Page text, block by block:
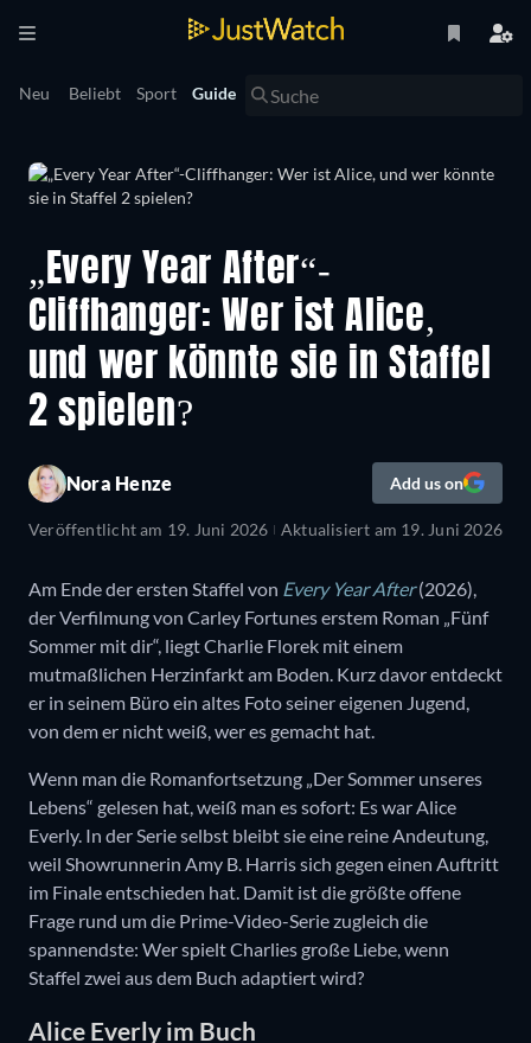
Neu Beliebt Sport Guide
„Every Year After“-
Cliffhanger: Wer ist Alice,
und wer könnte sie in Staffel
2 spielen?
Nora Henze Add us on
Veröffentlicht am 19. Juni 2026 Aktualisiert am 19. Juni 2026
Am Ende der ersten Staffel von Every Year After (2026),
der Verfilmung von Carley Fortunes erstem Roman „Fünf
Sommer mit dir“, liegt Charlie Florek mit einem
mutmaßlichen Herzinfarkt am Boden. Kurz davor entdeckt
er in seinem Büro ein altes Foto seiner eigenen Jugend,
von dem er nicht weiß, wer es gemacht hat.
Wenn man die Romanfortsetzung „Der Sommer unseres
Lebens“ gelesen hat, weiß man es sofort: Es war Alice
Everly. In der Serie selbst bleibt sie eine reine Andeutung,
weil Showrunnerin Amy B. Harris sich gegen einen Auftritt
im Finale entschieden hat. Damit ist die größte offene
Frage rund um die Prime-Video-Serie zugleich die
spannendste: Wer spielt Charlies große Liebe, wenn
Staffel zwei aus dem Buch adaptiert wird?
Alice Everly im Buch